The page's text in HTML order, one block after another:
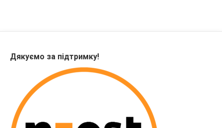
Дякуємо за підтримку!